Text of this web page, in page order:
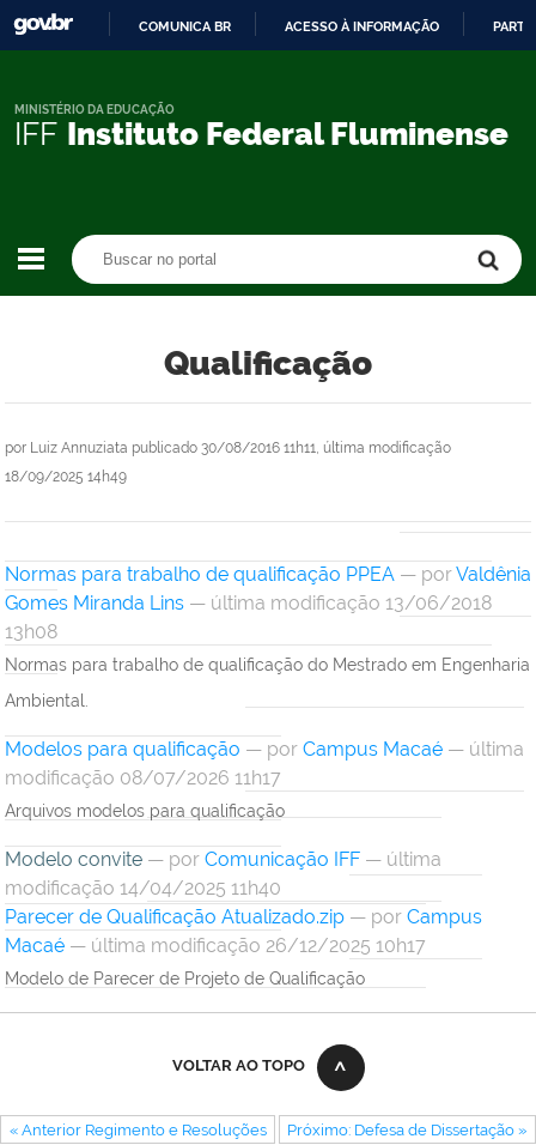
CONTEÚDO
COMUNICA BR ACESSO À INFORMAÇÃO
IFF Instituto Federal Fluminense
MINISTÉRIO DA EDUCAÇÃO
Qualificação
por Luiz Annuziata publicado 30/08/2016 11h11, última modificação
18/09/2025 14h49
Normas para trabalho de qualificação PPEA — porValdênia
Gomes Miranda Lins — última modificação 13/06/2018
13h08
Normas para trabalho de qualificação do Mestrado em Engenharia
Ambiental.
Modelos para qualificação — por Campus Macaé — última
modificação 08/07/2026 11h17
Arquivos modelos para qualificação
Modelo convite — por Comunicação IFF — última
modificação 14/04/2025 11h40
Parecer de Qualificação Atualizado.zip — por Campus
Macaé — última modificação 26/12/2025 10h17
Modelo de Parecer de Projeto de Qualificação
VOLTAR AO TOPO
« Anterior Regimento e Resoluções Próximo: Defesa de Dissertação »